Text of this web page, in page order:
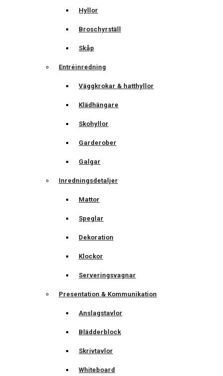
Hyllor
Broschyrställ
Skåp
Entréinredning
Väggkrokar & hatthyllor
Klädhängare
Skohyllor
Garderober
Galgar
Inredningsdetaljer
Mattor
Speglar
Dekoration
Klockor
Serveringsvagnar
Presentation & Kommunikation
Anslagstavlor
Blädderblock
Skrivtavlor
Whiteboard